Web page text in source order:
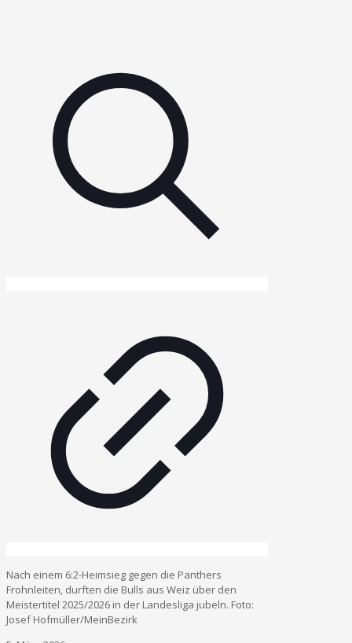
Nach einem 6:2-Heimsieg gegen die Panthers
Frohnleiten, durften die Bulls aus Weiz über den
Meistertitel 2025/2026 in der Landesliga jubeln. Foto:
Josef Hofmüller/MeinBezirk